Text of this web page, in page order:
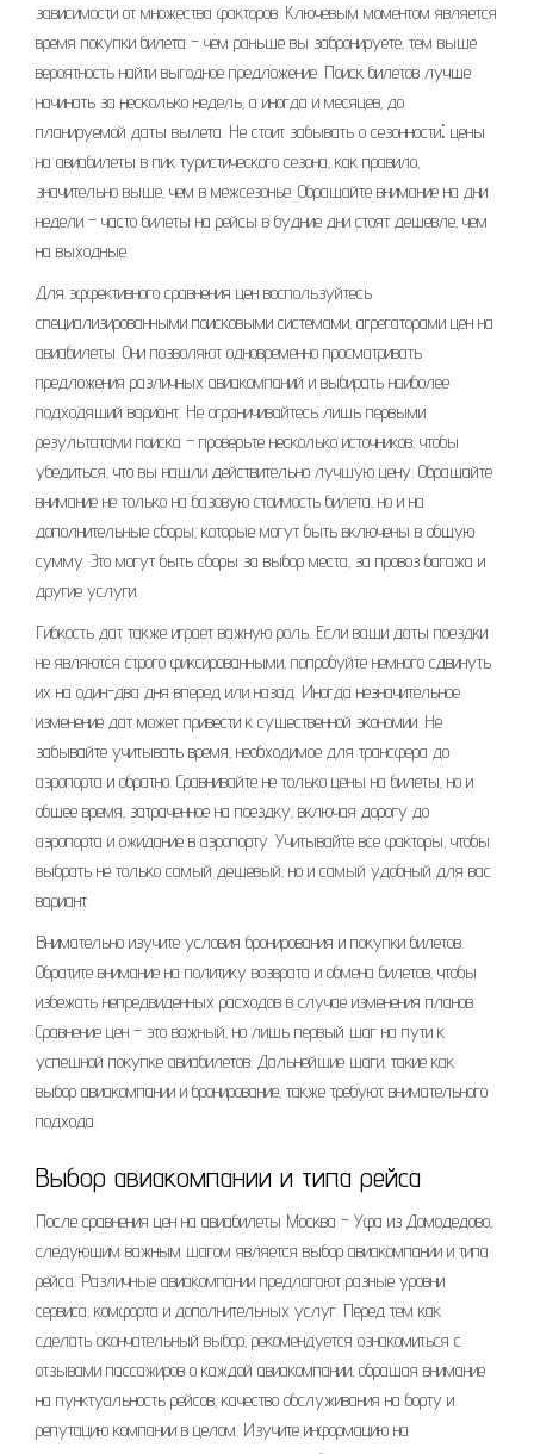
зависимости от множества факторов. Ключевым моментом является
время покупки билета – чем раньше вы забронируете‚ тем выше
вероятность найти выгодное предложение. Поиск билетов лучше
начинать за несколько недель‚ а иногда и месяцев‚ до
планируемой даты вылета. Не стоит забывать о сезонности⁚ цены
на авиабилеты в пик туристического сезона‚ как правило‚
значительно выше‚ чем в межсезонье. Обращайте внимание на дни
недели – часто билеты на рейсы в будние дни стоят дешевле‚ чем
на выходные.
Для эффективного сравнения цен воспользуйтесь
специализированными поисковыми системами‚ агрегаторами цен на
авиабилеты. Они позволяют одновременно просматривать
предложения различных авиакомпаний и выбирать наиболее
подходящий вариант. Не ограничивайтесь лишь первыми
результатами поиска – проверьте несколько источников‚ чтобы
убедиться‚ что вы нашли действительно лучшую цену. Обращайте
внимание не только на базовую стоимость билета‚ но и на
дополнительные сборы‚ которые могут быть включены в общую
сумму. Это могут быть сборы за выбор места‚ за провоз багажа и
другие услуги.
Гибкость дат также играет важную роль. Если ваши даты поездки
не являются строго фиксированными‚ попробуйте немного сдвинуть
их на один-два дня вперед или назад. Иногда незначительное
изменение дат может привести к существенной экономии. Не
забывайте учитывать время‚ необходимое для трансфера до
аэропорта и обратно. Сравнивайте не только цены на билеты‚ но и
общее время‚ затраченное на поездку‚ включая дорогу до
аэропорта и ожидание в аэропорту. Учитывайте все факторы‚ чтобы
выбрать не только самый дешевый‚ но и самый удобный для вас
вариант.
Внимательно изучите условия бронирования и покупки билетов.
Обратите внимание на политику возврата и обмена билетов‚ чтобы
избежать непредвиденных расходов в случае изменения планов.
Сравнение цен – это важный‚ но лишь первый шаг на пути к
успешной покупке авиабилетов. Дальнейшие шаги‚ такие как
выбор авиакомпании и бронирование‚ также требуют внимательного
подхода.
Выбор авиакомпании и типа рейса
После сравнения цен на авиабилеты Москва – Уфа из Домодедово‚
следующим важным шагом является выбор авиакомпании и типа
рейса. Различные авиакомпании предлагают разные уровни
сервиса‚ комфорта и дополнительных услуг. Перед тем как
сделать окончательный выбор‚ рекомендуется ознакомиться с
отзывами пассажиров о каждой авиакомпании‚ обращая внимание
на пунктуальность рейсов‚ качество обслуживания на борту и
репутацию компании в целом. Изучите информацию на